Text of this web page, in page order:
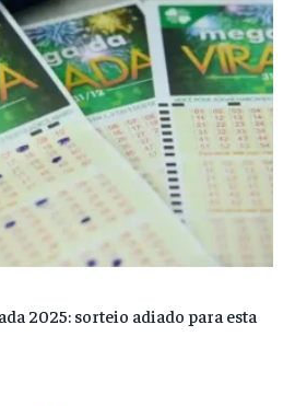
2025: sorteio adiado para esta